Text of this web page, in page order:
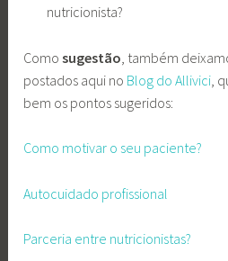
nutricionista?
Como sugestão , também
postados aqui no Blog do Allivici ,
bem os pontos sugeridos:
Como motivar o seu paciente?
Autocuidado profissional
Parceria entre nutricionistas?